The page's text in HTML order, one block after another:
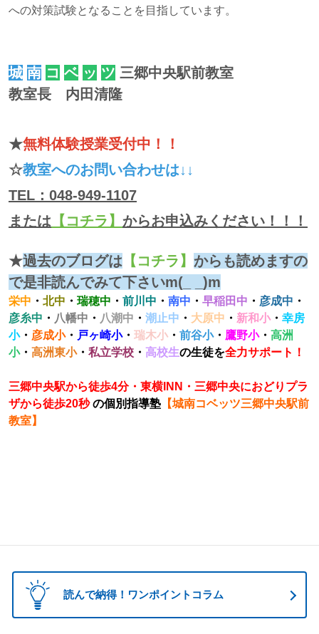
への対策試験となることを目指しています。
城 南 コ ベ ッ ツ 三郷中央駅前教室
教室長 内田清隆
★無料体験授業受付中！！
☆教室へのお問い合わせは↓↓
TEL：048-949-1107
または 【コチラ】 からお申込みください！！！
★過去のブログは 【コチラ】 からも読めますの
で是非読んでみて下さいm(_ _)m
栄中 ・ 北中 ・ 瑞穂中 ・ 前川中 ・ 南中 ・ 早稲田中 ・ 彦成中 ・
彦糸中 ・ 八幡中 ・ 八潮中 ・ 潮止中 ・ 大原中 ・ 新和小・ 幸房
小・ 彦成小・ 戸ヶ崎小・ 瑞木小 ・ 前谷小・ 鷹野小・ 高洲
小・ 高洲東小・ 私立学校 ・ 高校生の生徒を全力サポート！
三郷中央駅から徒歩4分・東横INN・三郷中央におどりプラ
ザから徒歩20秒の個別指導塾 【城南コベッツ三郷中央駅前
教室】
読んで納得！ワンポイントコラム